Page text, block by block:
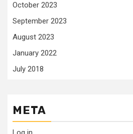
October 2023
September 2023
August 2023
January 2022
July 2018
META